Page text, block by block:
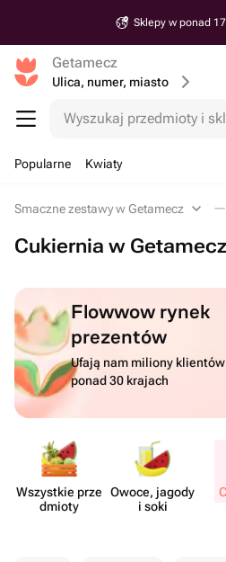
Sklepy w ponad
Getamecz
Ulica, numer, miasto
Wyszukaj przedmioty i
Popularne Kwiaty
Smaczne zestawy w Getamecz
Cukiernia w Getamecz
Flowwow rynek
prezentów
Ufają nam miliony
ponad 30 krajach
Wszystkie prze​
dmioty
Owoce, jagody
i soki